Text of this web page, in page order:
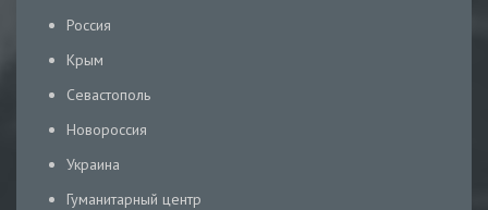
Россия
Крым
Севастополь
Новороссия
Украина
Гуманитарный центр